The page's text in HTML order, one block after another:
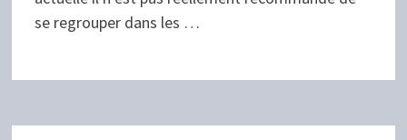
se regrouper dans les …